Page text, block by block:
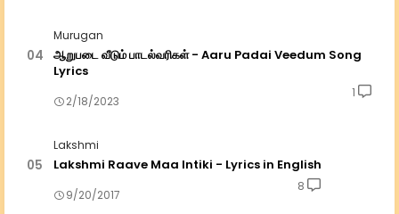
Murugan
ஆறுபடை வீடும் பாடல்வரிகள் - Aaru Padai Veedum Song
Lyrics
2/18/2023
1
Lakshmi
Lakshmi Raave Maa Intiki - Lyrics in English
9/20/2017
8